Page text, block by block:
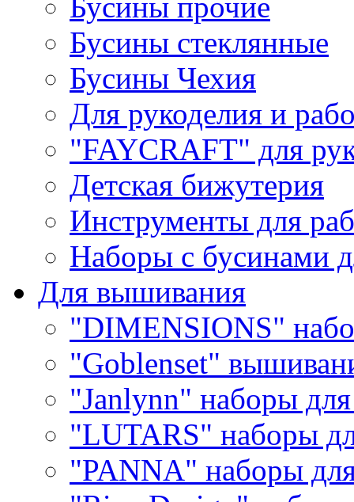
Бусины стеклянные
Бусины Чехия
Для рукоделия и
"FAYCRAFT" для
Детская бижутерия
Инструменты для
Наборы с бусинами
Для вышивания
"DIMENSIONS"
"Goblenset"
"Janlynn" наборы
"LUTARS" наборы
"PANNA" наборы